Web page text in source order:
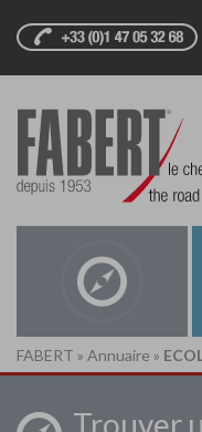
FABERT » Annuaire »